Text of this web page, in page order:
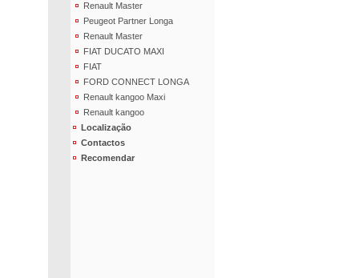
Renault Master
Peugeot Partner Longa
Renault Master
FIAT DUCATO MAXI
FIAT
FORD CONNECT LONGA
Renault kangoo Maxi
Renault kangoo
Localização
Contactos
Recomendar